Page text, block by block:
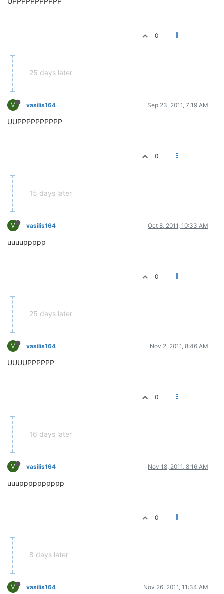
0
25 days later
V vasilis164 Sep 23, 2011, 7:19 AM
UUPPPPPPPPPP
0
15 days later
V vasilis164 Oct 8, 2011, 10:33 AM
uuuuppppp
0
25 days later
V vasilis164 Nov 2, 2011, 8:46 AM
UUUUPPPPPP
0
16 days later
V vasilis164 Nov 18, 2011, 8:16 AM
uuupppppppppp
0
8 days later
V vasilis164 Nov 26, 2011, 11:34 AM